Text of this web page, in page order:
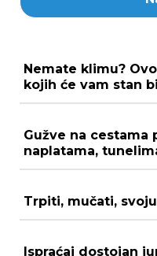
Nemate klimu?
kojih će vam stan
Gužve na cestama
naplatama,
Trpiti, mučati,
Ispraćaj dostojan